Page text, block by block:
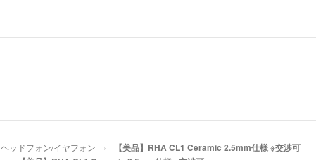
また、22000円ほどまでのお値下げは可能で
むーん- 約8年前
ヘッドフォン/イヤフォン 【美品】RHA CL1 Ceramic 2.5mm仕様 ※交渉可